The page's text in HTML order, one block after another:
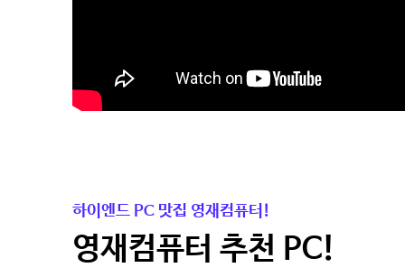
하이엔드 PC 맛집 영재컴퓨터!
영재컴퓨터 추천 PC!